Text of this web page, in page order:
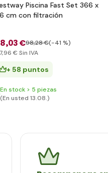
Piscina Fast Set 366 x
cm con filtración
,03 €98,28 €(-41 %)
,96 € Sin IVA
+ 58 puntos
En stock > 5 piezas
(En usted 13.08.)